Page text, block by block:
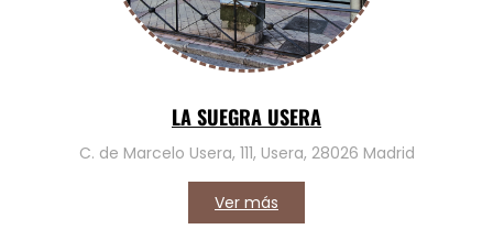
LA SUEGRA USERA
C. de Marcelo Usera, 111, Usera, 28026 Madrid
Ver más